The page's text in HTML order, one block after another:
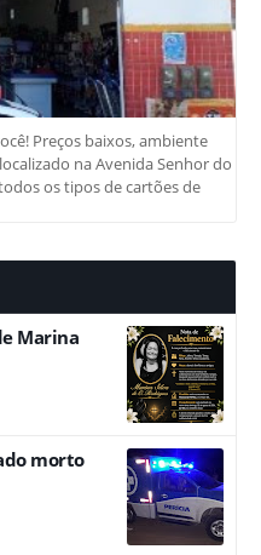
Preços baixos, ambiente
na Avenida Senhor do
os tipos de cartões de
Marina
morto